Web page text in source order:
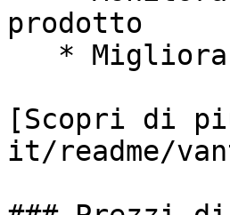
prodotto
[Scopri di
it/readme/